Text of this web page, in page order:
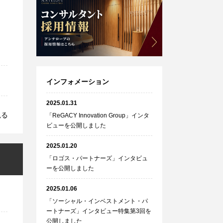
インフォメーション
2025.01.31
「ReGACY Innovation Group」インタ
ビューを公開しました
2025.01.20
「ロゴス・パートナーズ」インタビュ
ーを公開しました
2025.01.06
「ソーシャル・インベストメント・パ
ートナーズ」インタビュー特集第3回を
公開しました